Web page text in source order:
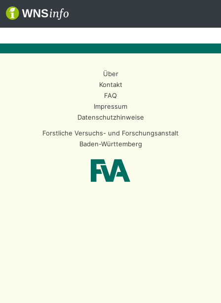
Über
Kontakt
FAQ
Impressum
Datenschutzhinweise
Forstliche Versuchs- und Forschungsanstalt
Baden-Württemberg